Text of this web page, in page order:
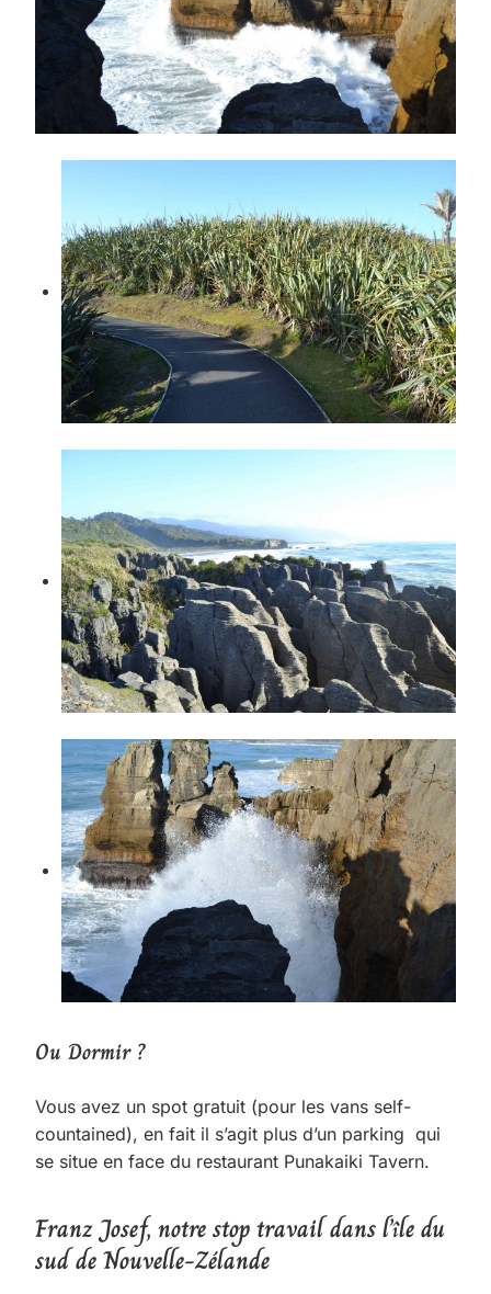
Ou Dormir ?
Vous avez un spot gratuit (pour les vans self-
countained), en fait il s’agit plus d’un parking qui
se situe en face du restaurant Punakaiki Tavern.
Franz Josef, notre stop travail dans l’île du
sud de Nouvelle-Zélande